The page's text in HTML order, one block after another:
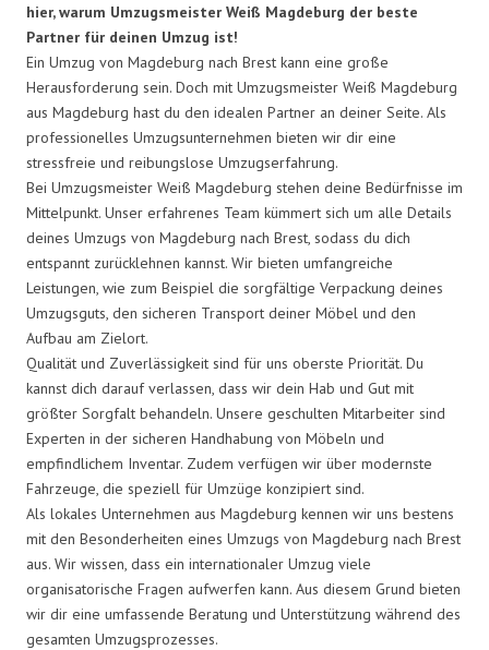
hier, warum Umzugsmeister Weiß Magdeburg der beste
Partner für deinen Umzug ist!
Ein Umzug von Magdeburg nach Brest kann eine große
Herausforderung sein. Doch mit Umzugsmeister Weiß Magdeburg
aus Magdeburg hast du den idealen Partner an deiner Seite. Als
professionelles Umzugsunternehmen bieten wir dir eine
stressfreie und reibungslose Umzugserfahrung.
Bei Umzugsmeister Weiß Magdeburg stehen deine Bedürfnisse im
Mittelpunkt. Unser erfahrenes Team kümmert sich um alle Details
deines Umzugs von Magdeburg nach Brest, sodass du dich
entspannt zurücklehnen kannst. Wir bieten umfangreiche
Leistungen, wie zum Beispiel die sorgfältige Verpackung deines
Umzugsguts, den sicheren Transport deiner Möbel und den
Aufbau am Zielort.
Qualität und Zuverlässigkeit sind für uns oberste Priorität. Du
kannst dich darauf verlassen, dass wir dein Hab und Gut mit
größter Sorgfalt behandeln. Unsere geschulten Mitarbeiter sind
Experten in der sicheren Handhabung von Möbeln und
empfindlichem Inventar. Zudem verfügen wir über modernste
Fahrzeuge, die speziell für Umzüge konzipiert sind.
Als lokales Unternehmen aus Magdeburg kennen wir uns bestens
mit den Besonderheiten eines Umzugs von Magdeburg nach Brest
aus. Wir wissen, dass ein internationaler Umzug viele
organisatorische Fragen aufwerfen kann. Aus diesem Grund bieten
wir dir eine umfassende Beratung und Unterstützung während des
gesamten Umzugsprozesses.